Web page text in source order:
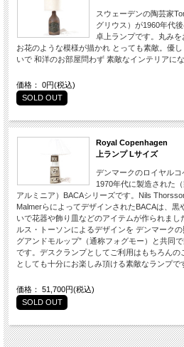
スウェーデンの陶芸家
グリウス）が1960年代
卓上ランプです。丸み
お花のような模様が描かれ とっても素敵。優
いで 和洋のお部屋問わず 素敵なインテリアにな
価格： 0円(税込)
SOLD OUT
Royal
上ランプ Lサイズ
デンマークのロイヤル
1970年代に製造された
アルミニア）BACAシリーズです。Nils
MalmerらによってデザインされたBACAは、
いで花器や飾り皿などのアイテムが作られまし
ルス・トーソンによるデザインを デンマーク
グアンドモルップ”（通称フォグモー）と共同
です。デスクランプとしてご利用はもちろんの
としても十分にお楽しみ頂ける素敵なランプで
価格： 51,700円(税込)
SOLD OUT